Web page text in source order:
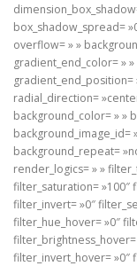
box_shadow_spread=
overflow= » »
gradient_end_color= »
gradient_end_position=
radial_direction=
background_color= » »
background_image_id=
background_repeat=
render_logics= » »
filter_saturation= »100″
filter_invert= »0″
filter_hue_hover= »0″
filter_invert_hover= »0″